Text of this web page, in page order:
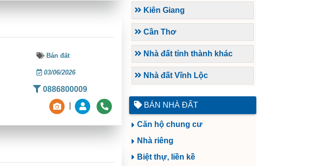
Bán đất
03/06/2026
0886800009
Kiên Giang
Cần Thơ
Nhà đất tỉnh thành khác
Nhà đất Vĩnh Lộc
BÁN NHÀ ĐẤT
Căn hộ chung cư
Nhà riêng
Biệt thự, liền kề